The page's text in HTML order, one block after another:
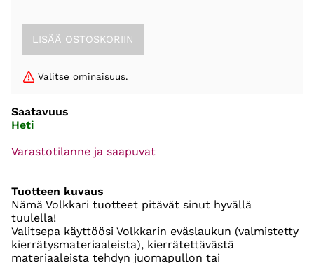
Valitse ominaisuus.
Saatavuus
Heti
Varastotilanne ja saapuvat
Tuotteen kuvaus
Nämä Volkkari tuotteet pitävät sinut hyvällä
tuulella!
Valitsepa käyttöösi Volkkarin eväslaukun (valmistetty
kierrätysmateriaaleista), kierrätettävästä
materiaaleista tehdyn juomapullon tai